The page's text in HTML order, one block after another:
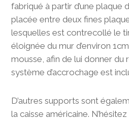
fabriqué à partir d’une plaque
placée entre deux fines
lesquelles est contrecollé le
éloignée du mur d’environ
mousse, afin de lui donner du
système d’accrochage est
D’autres supports sont
la caisse américaine.